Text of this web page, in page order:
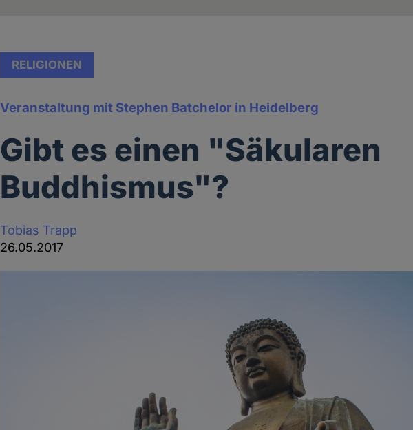
RELIGIONEN
Veranstaltung mit Stephen Batchelor in Heidelberg
Gibt es einen "Säkularen
Buddhismus"?
Tobias Trapp
26.05.2017